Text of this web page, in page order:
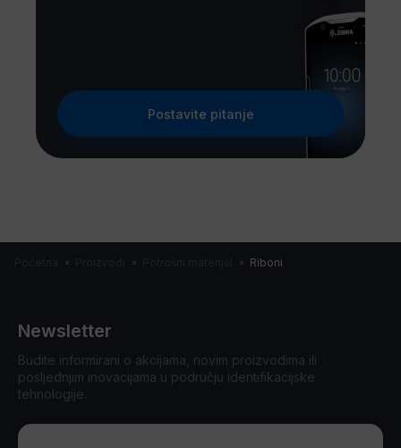
Postavite pitanje
Riboni
Newsletter
Budite informirani o akcijama, novim proizvodima ili
posljednjim inovacijama u području identifikacijske
tehnologije.